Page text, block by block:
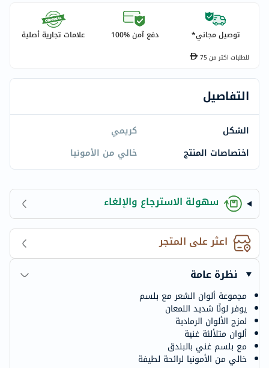
توصيل مجاني* دفع آمن %100 علامات تجارية أصلية
للطلبات اكتر من75
التفاصيل
الشكل
كريمي
اختصاصات المنتج
خالي من الأمونيا
سهولة الاسترجاع والإلغاء
اعثر على المتجر
نظرة عامة
مجموعة ألوان الشعر مع بلسم
يوفر لونًا شديد اللمعان
لمزج الألوان الرمادية
ألوان متلألئة غنية
مع بلسم غني بالبندق
خالي من الأمونيا لرائحة لطيفة